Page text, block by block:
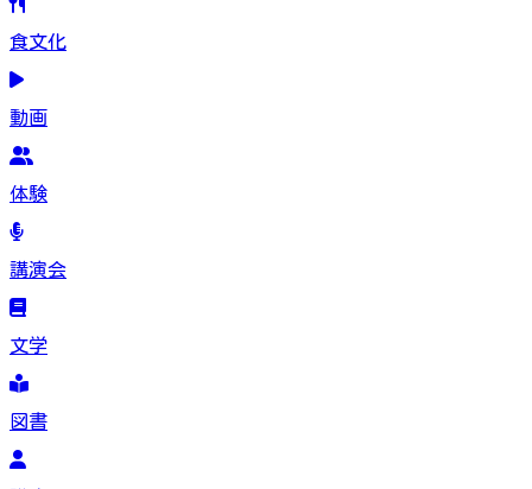
食文化
動画
体験
講演会
文学
図書